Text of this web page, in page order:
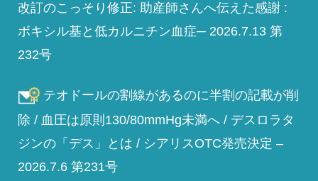
改訂のこっそり修正: 助産師さんへ伝えた感謝 :
ボキシル基と低カルニチン血症─ 2026.7.13 第
232号
テオドールの割線があるのに半割の記載が削
除 / 血圧は原則130/80mmHg未満へ / デスロラタ
ジンの「デス」とは / シアリスOTC発売決定 –
2026.7.6 第231号